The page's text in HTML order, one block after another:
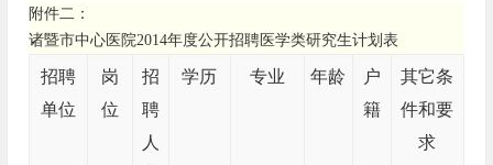
附件二：
诸暨市中心医院2014年度公开招聘医学类研究生计划表
招聘
单位
岗
位
招
聘
人
学历 专业 年龄
户
籍
其它条
件和要
求